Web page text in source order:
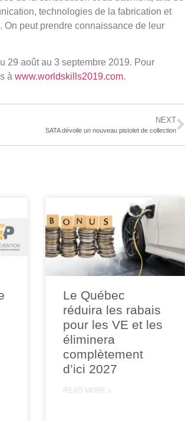
technologies de la fabrication et
peut prendre connaissance de leur
29 août au 3 septembre 2019. Pour
à www.worldskills2019.com.
NEXT
SATA dévoile un nouveau pistolet de collection
Le Québec
réduira les rabais
pour les VE et les
éliminera
complètement
d’ici 2027
READ MORE »